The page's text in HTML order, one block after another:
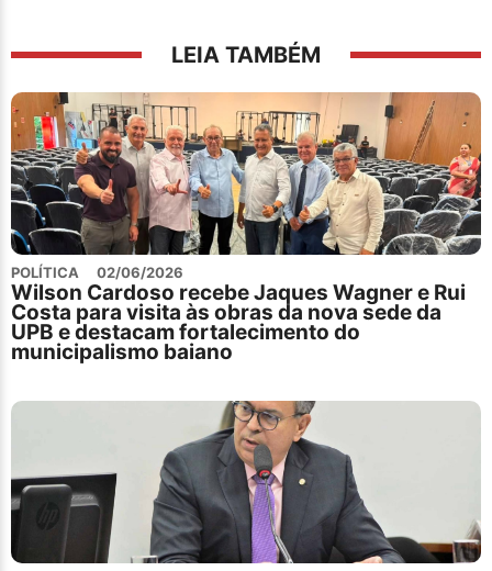
LEIA TAMBÉM
POLÍTICA 02/06/2026
Wilson Cardoso recebe Jaques Wagner e Rui
Costa para visita às obras da nova sede da
UPB e destacam fortalecimento do
municipalismo baiano